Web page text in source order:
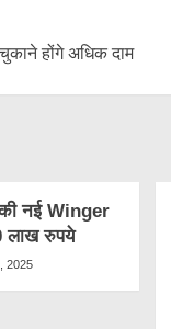
होंगे अधिक दाम
की नई Winger
लाख रुपये
2025